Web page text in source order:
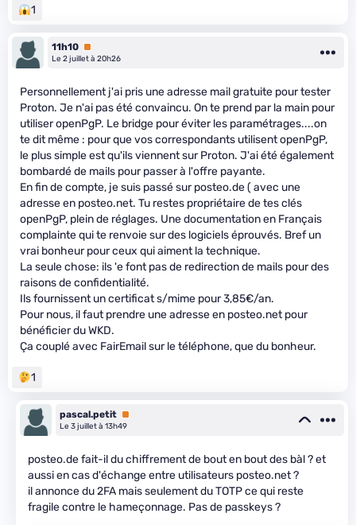
1
11h10 Premium
Le 2 juillet à 20h26
Personnellement j'ai pris une adresse mail gratuite pour tester
Proton. Je n'ai pas été convaincu. On te prend par la main pour
utiliser openPgP. Le bridge pour éviter les paramétrages....on
te dit même : pour que vos correspondants utilisent openPgP,
le plus simple est qu'ils viennent sur Proton. J'ai été également
bombardé de mails pour passer à l'offre payante.
En fin de compte, je suis passé sur posteo.de ( avec une
adresse en posteo.net. Tu restes propriétaire de tes clés
openPgP, plein de réglages. Une documentation en Français
complainte qui te renvoie sur des logiciels éprouvés. Bref un
vrai bonheur pour ceux qui aiment la technique.
La seule chose: ils 'e font pas de redirection de mails pour des
raisons de confidentialité.
Ils fournissent un certificat s/mime pour 3,85€/an.
Pour nous, il faut prendre une adresse en posteo.net pour
bénéficier du WKD.
Ça couplé avec FairEmail sur le téléphone, que du bonheur.
1
pascal.petit Premium
Le 3 juillet à 13h49
posteo.de fait-il du chiffrement de bout en bout des bàl ? et
aussi en cas d'échange entre utilisateurs posteo.net ?
il annonce du 2FA mais seulement du TOTP ce qui reste
fragile contre le hameçonnage. Pas de passkeys ?